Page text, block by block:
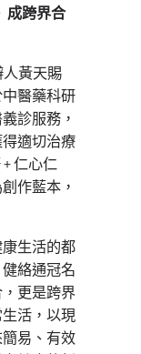
成跨界合
人黃天賜
醫藥科研
診服務，
適切治療
仁心仁
作藍本，
生活的都
絡通冠名
更是跨界
活，以現
易、有效